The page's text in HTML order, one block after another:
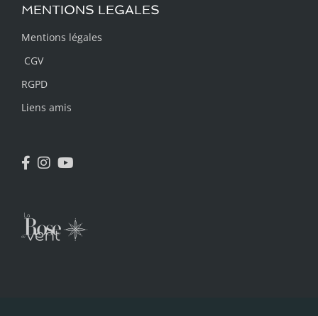
MENTIONS LEGALES
Mentions légales
CGV
RGPD
Liens amis